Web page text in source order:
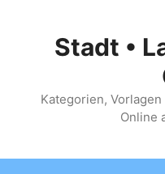
springenStadt •
Kategorien,
Online